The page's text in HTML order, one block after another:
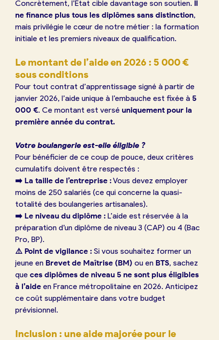
Concrètement, l’État cible davantage son soutien. Il
ne finance plus tous les diplômes sans distinction,
mais privilégie le cœur de notre métier : la formation
initiale et les premiers niveaux de qualification.
Le montant de l’aide en 2026 : 5 000 €
sous conditions
Pour tout contrat d’apprentissage signé à partir de
janvier 2026, l’aide unique à l’embauche est fixée à5
000 €. Ce montant est verséuniquement pour la
première année du contrat.
Votre boulangerie est-elle éligible ?
Pour bénéficier de ce coup de pouce, deux critères
cumulatifs doivent être respectés :
➡️ La taille de l’entreprise :Vous devez employer
moins de 250 salariés (ce qui concerne la quasi-
totalité des boulangeries artisanales).
➡️ Le niveau du diplôme : L’aide est réservée à la
préparation d’un diplôme de niveau 3 (CAP) ou 4 (Bac
Pro, BP).
⚠️ Point de vigilance : Si vous souhaitez former un
jeune en Brevet de Maîtrise (BM) ou en BTS, sachez
queces diplômes de niveau 5 ne sont plus éligibles
à l’aide en France métropolitaine en 2026. Anticipez
ce coût supplémentaire dans votre budget
prévisionnel.
Inclusion : une aide majorée pour le